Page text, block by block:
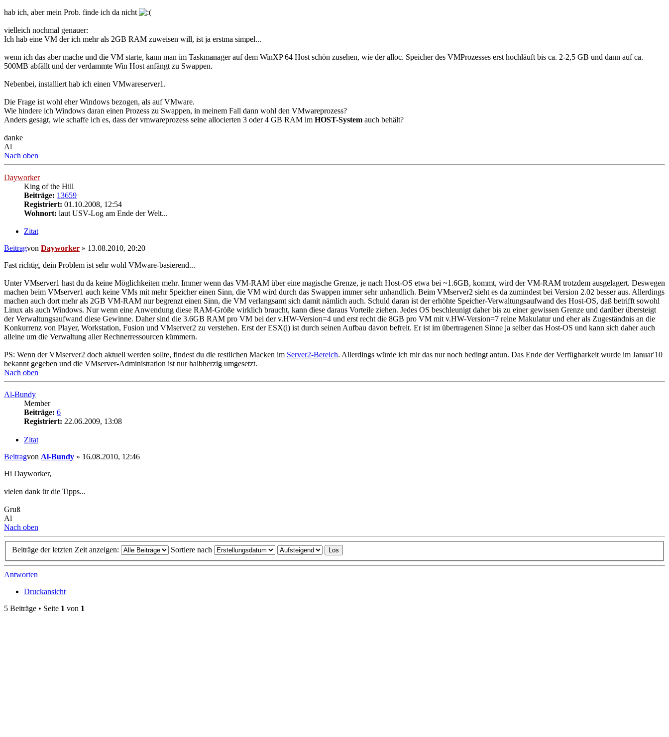
hab ich, aber mein Prob. finde ich da nicht
vielleich nochmal genauer:
Ich hab eine VM der ich mehr als 2GB RAM zuweisen will, ist ja erstma simpel...
wenn ich das aber mache und die VM starte, kann man im Taskmanager auf dem WinXP 64 Host schön zusehen, wie der alloc. Speicher des VMProzesses erst hochläuft bis ca. 2-2,5 GB und dann auf ca.
500MB abfällt und der verdammte Win Host anfängt zu Swappen.
Nebenbei, installiert hab ich einen VMwareserver1.
Die Frage ist wohl eher Windows bezogen, als auf VMware.
Wie hindere ich Windows daran einen Prozess zu Swappen, in meinem Fall dann wohl den VMwareprozess?
Anders gesagt, wie schaffe ich es, dass der vmwareprozess seine allocierten 3 oder 4 GB RAM im HOST-System auch behält?
danke
Al
Nach oben
Dayworker
King of the Hill
Beiträge: 13659
Registriert: 01.10.2008, 12:54
Wohnort: laut USV-Log am Ende der Welt...
Zitat
Beitragvon Dayworker » 13.08.2010, 20:20
Fast richtig, dein Problem ist sehr wohl VMware-basierend...
Unter VMserver1 hast du da keine Möglichkeiten mehr. Immer wenn das VM-RAM über eine magische Grenze, je nach Host-OS etwa bei ~1.6GB, kommt, wird der VM-RAM trotzdem ausgelagert. Deswegen
machen beim VMserver1 auch keine VMs mit mehr Speicher einen Sinn, die VM wird durch das Swappen immer sehr unhandlich. Beim VMserver2 sieht es da zumindest bei Version 2.02 besser aus. Allerdings
machen auch dort mehr als 2GB VM-RAM nur begrenzt einen Sinn, die VM verlangsamt sich damit nämlich auch. Schuld daran ist der erhöhte Speicher-Verwaltungsaufwand des Host-OS, daß betrifft sowohl
Linux als auch Windows. Nur wenn eine Anwendung diese RAM-Größe wirklich braucht, kann diese daraus Vorteile ziehen. Jedes OS beschleunigt daher bis zu einer gewissen Grenze und darüber übersteigt
der Verwaltungsaufwand diese Gewinne. Daher sind die 3.6GB RAM pro VM bei der v.HW-Version=4 und erst recht die 8GB pro VM mit v.HW-Version=7 reine Makulatur und eher als Zugeständnis an die
Konkurrenz von Player, Workstation, Fusion und VMserver2 zu verstehen. Erst der ESX(i) ist durch seinen Aufbau davon befreit. Er ist im übertragenen Sinne ja selber das Host-OS und kann sich daher auch
alleine um die Verwaltung aller Rechnerressourcen kümmern.
PS: Wenn der VMserver2 doch aktuell werden sollte, findest du die restlichen Macken im Server2-Bereich. Allerdings würde ich mir das nur noch bedingt antun. Das Ende der Verfügbarkeit wurde im Januar'10
bekannt gegeben und die VMserver-Administration ist nur halbherzig umgesetzt.
Nach oben
Al-Bundy
Member
Beiträge: 6
Registriert: 22.06.2009, 13:08
Zitat
Beitragvon Al-Bundy » 16.08.2010, 12:46
Hi Dayworker,
vielen dank ür die Tipps...
Gruß
Al
Nach oben
Beiträge der letzten Zeit anzeigen: Sortiere nach
Antworten
Druckansicht
5 Beiträge • Seite 1 von 1